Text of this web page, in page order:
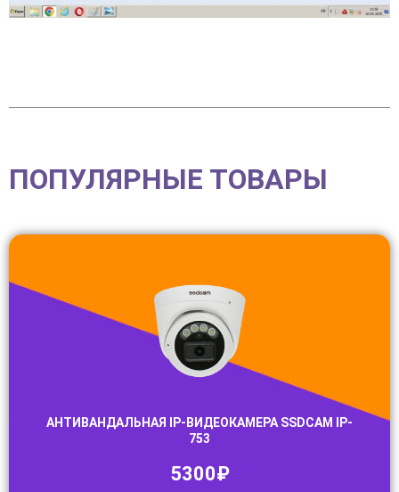
ПОПУЛЯРНЫЕ ТОВАРЫ
АНТИВАНДАЛЬНАЯ IP-ВИДЕОКАМЕРА SSDCAM IP-
753
5300₽